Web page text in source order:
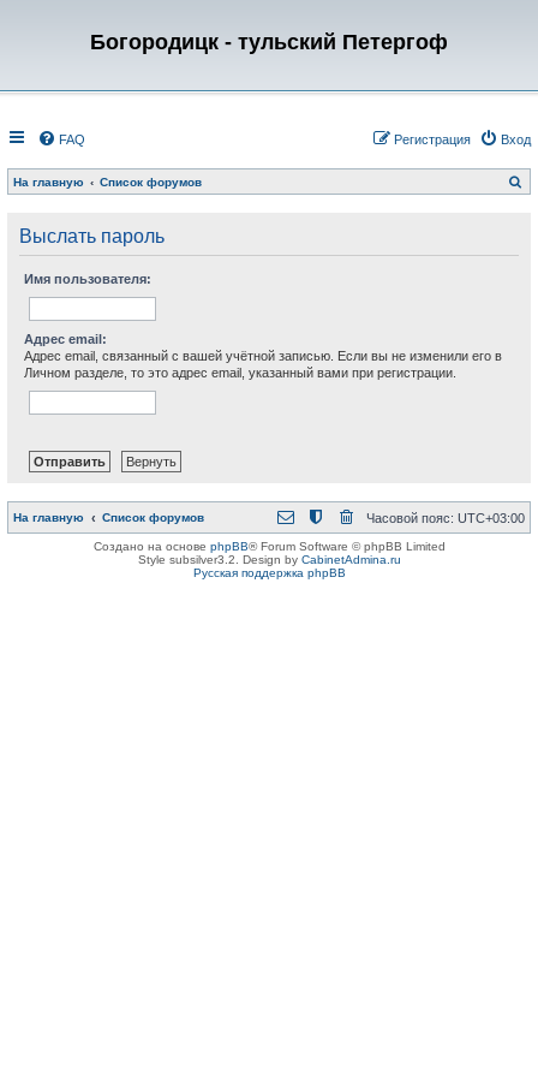
Богородицк - тульский Петергоф
FAQ Вход
Регистрация
На главную Список форумов
о
Выслать пароль
Имя пользователя:
Адрес email:
Адрес email, связанный с вашей учётной записью. Если вы не изменили его в
Личном разделе, то это адрес email, указанный вами при регистрации.
На главную Список форумов Часовой пояс: UTC+03:00
Создано на основе phpBB® Forum Software © phpBB Limited
Style subsilver3.2. Design by CabinetAdmina.ru
Русская поддержка phpBB